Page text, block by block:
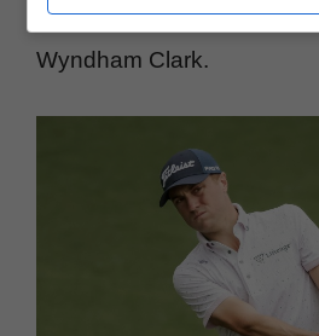
lo svedese Ludvig Aberg
Wyndham Clark.